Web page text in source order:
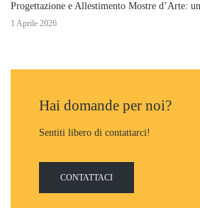
Progettazione e Allestimento Mostre d’Arte:
1 Aprile 2026
Hai domande per noi?
Sentiti libero di contattarci!
CONTATTACI